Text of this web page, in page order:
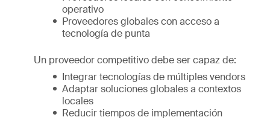
operativo
Proveedores globales con acceso a
tecnología de punta
Un proveedor competitivo debe ser capaz de:
Integrar tecnologías de múltiples vendors
Adaptar soluciones globales a contextos
locales
Reducir tiempos de implementación